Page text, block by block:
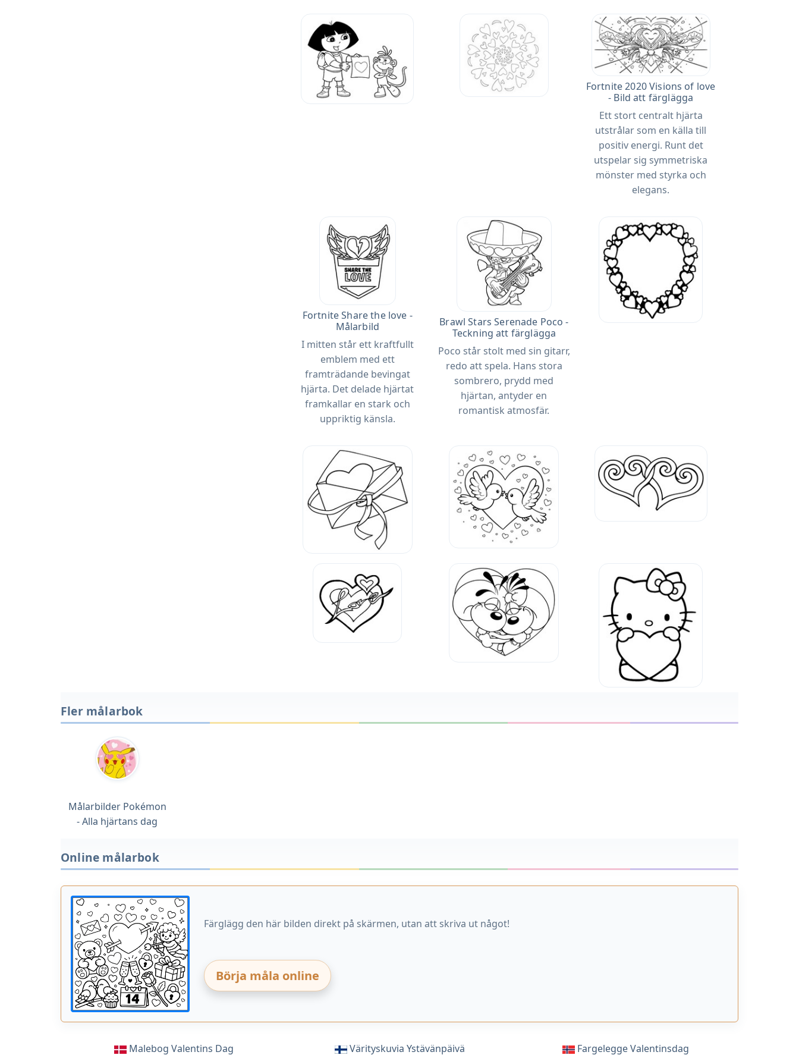
Fortnite 2020 Visions of love
- Bild att färglägga
Ett stort centralt hjärta
utstrålar som en källa till
positiv energi. Runt det
utspelar sig symmetriska
mönster med styrka och
elegans.
Fortnite Share the love -
Målarbild
I mitten står ett kraftfullt
emblem med ett
framträdande bevingat
hjärta. Det delade hjärtat
framkallar en stark och
uppriktig känsla.
Brawl Stars Serenade Poco -
Teckning att färglägga
Poco står stolt med sin gitarr,
redo att spela. Hans stora
sombrero, prydd med
hjärtan, antyder en
romantisk atmosfär.
Fler målarbok
Målarbilder Pokémon
- Alla hjärtans dag
Online målarbok
Färglägg den här bilden direkt på skärmen, utan att skriva ut något!
Börja måla online
Malebog Valentins Dag Värityskuvia Ystävänpäivä Fargelegge Valentinsdag